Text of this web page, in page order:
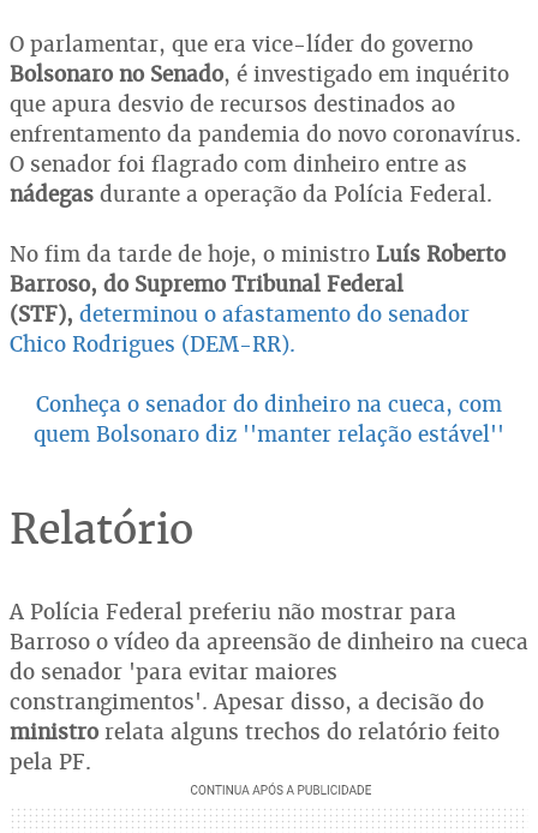
O parlamentar, que era vice-líder do governo
Bolsonaro no Senado, é investigado em inquérito
que apura desvio de recursos destinados ao
enfrentamento da pandemia do novo coronavírus.
O senador foi flagrado com dinheiro entre as
nádegas durante a operação da Polícia Federal.
No fim da tarde de hoje, o ministro Luís Roberto
Barroso, do Supremo Tribunal Federal
(STF), determinou o afastamento do senador
Chico Rodrigues (DEM-RR).
Conheça o senador do dinheiro na cueca, com
quem Bolsonaro diz ''manter relação estável''
Relatório
A Polícia Federal preferiu não mostrar para
Barroso o vídeo da apreensão de dinheiro na cueca
do senador 'para evitar maiores
constrangimentos'. Apesar disso, a decisão do
ministro relata alguns trechos do relatório feito
pela PF.